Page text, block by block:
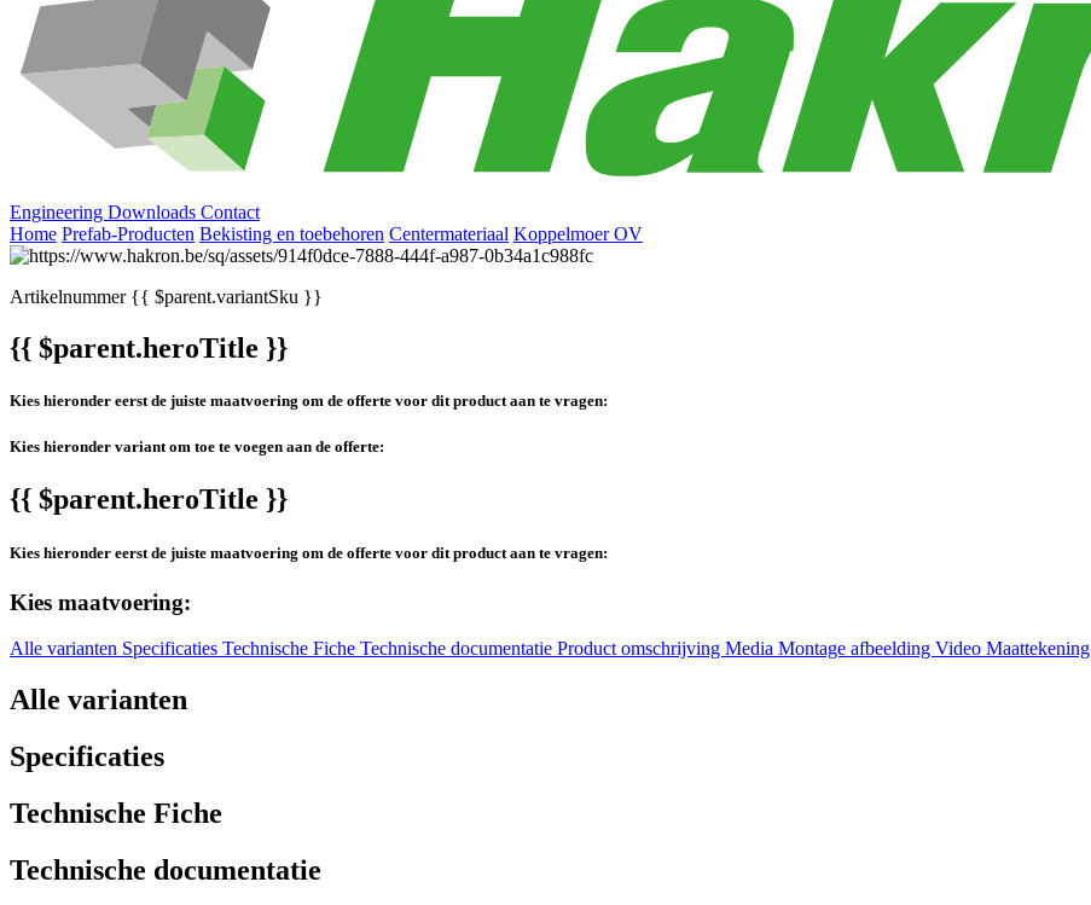
Engineering Downloads Contact
Home Prefab-Producten Bekisting en toebehoren Centermateriaal Koppelmoer OV
Artikelnummer{{ $parent.variantSku }}
{{ $parent.heroTitle }}
Kies hieronder eerst de juiste maatvoering om de offerte voor dit product aan te vragen:
Kies hieronder variant om toe te voegen aan de offerte:
{{ $parent.heroTitle }}
Kies hieronder eerst de juiste maatvoering om de offerte voor dit product aan te vragen:
Kies maatvoering:
Alle varianten Specificaties Technische Fiche Technische documentatie Product omschrijving Media Montage afbeelding Video Maattekening
Alle varianten
Specificaties
Technische Fiche
Technische documentatie